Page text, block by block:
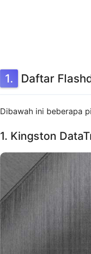
Daftar
Dibawah ini beberapa
1. Kingston